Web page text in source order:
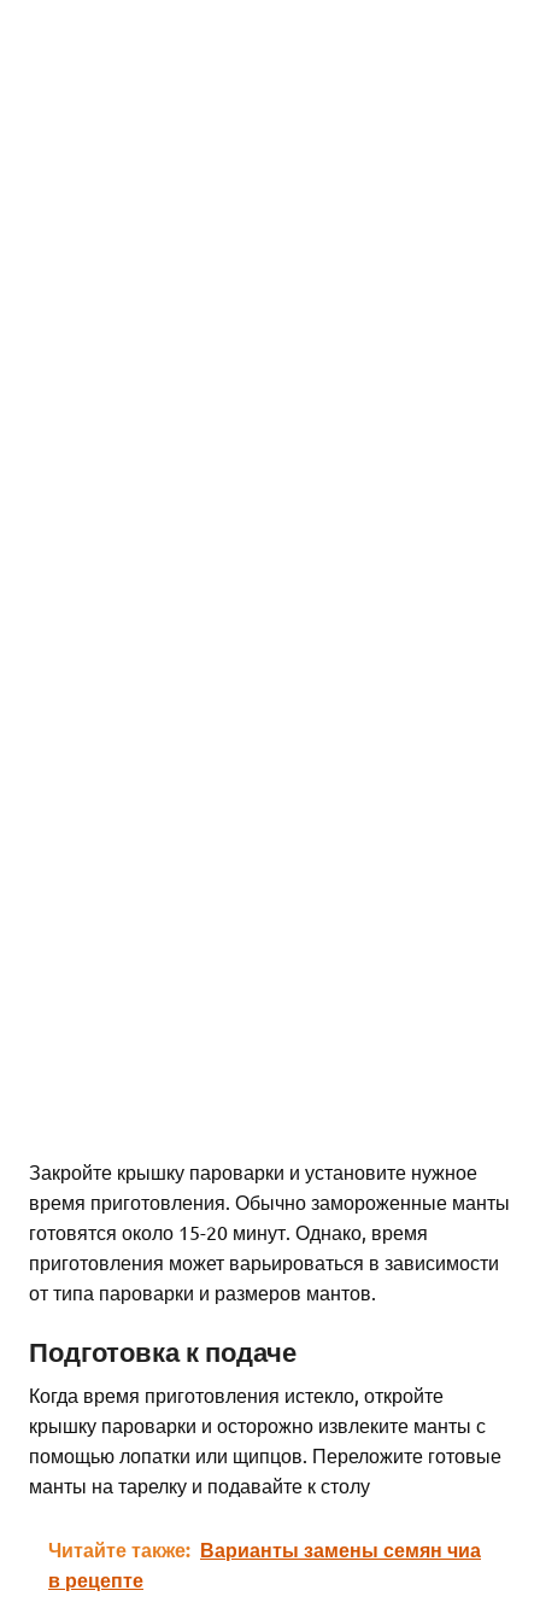
Закройте крышку пароварки и установите нужное
время приготовления. Обычно замороженные манты
готовятся около 15-20 минут. Однако, время
приготовления может варьироваться в зависимости
от типа пароварки и размеров мантов.
Подготовка к подаче
Когда время приготовления истекло, откройте
крышку пароварки и осторожно извлеките манты с
помощью лопатки или щипцов. Переложите готовые
манты на тарелку и подавайте к столу
Читайте также: Варианты замены семян чиа
в рецепте